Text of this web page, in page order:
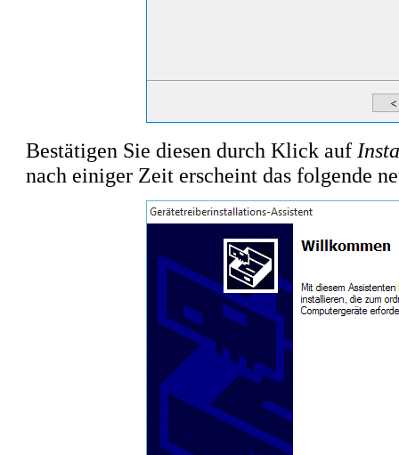
Bestätigen Sie diesen durch Klick auf
nach einiger Zeit erscheint das folgende